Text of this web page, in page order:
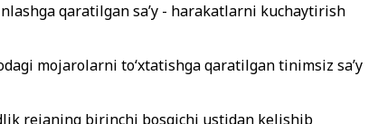
qaratilgan sa’y - harakatlarni kuchaytirish
mojarolarni to‘xtatishga qaratilgan tinimsiz sa’y
rejaning birinchi bosqichi ustidan kelishib